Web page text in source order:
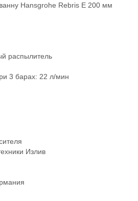
Hansgrohe Rebris E 200 мм
распылитель
3 барах: 22 л/мин
Излив